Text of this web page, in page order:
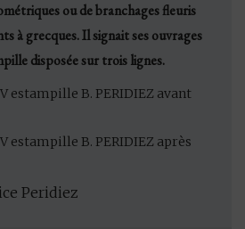
ou de branchages fleuris
à grecques. Il signait ses ouvrages
disposée sur trois lignes.
estampille B. PERIDIEZ avant
estampille B. PERIDIEZ après
Peridiez